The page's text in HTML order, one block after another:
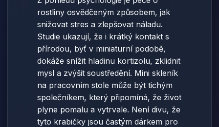
rostliny osvědčeným způsobem, jak
snižovat stres a zlepšovat náladu.
Studie ukazují, že i krátký kontakt s
přírodou, byť v miniaturní podobě,
dokáže snížit hladinu kortizolu, zklidnit
mysl a zvýšit soustředění. Mini skleník
na pracovním stole může být tichým
společníkem, který připomíná, že život
plyne pomalu a vytrvale. Není divu, že
tyto krabičky jsou častým dárkem pro